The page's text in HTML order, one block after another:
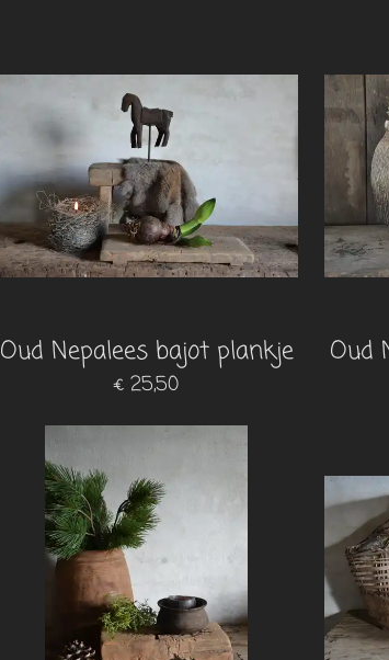
Oud Nepalees bajot plankje
€ 25,50
Oud